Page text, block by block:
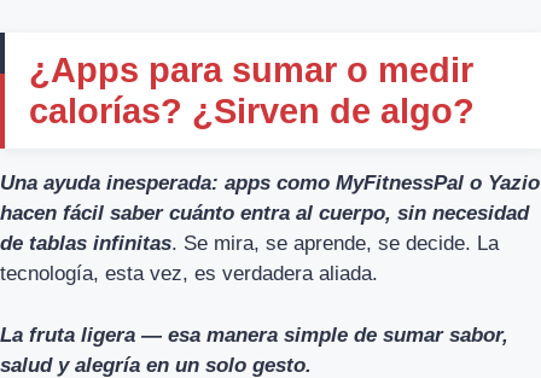
¿Apps para sumar o medir
calorías? ¿Sirven de algo?
Una ayuda inesperada: apps como MyFitnessPal o Yazio
hacen fácil saber cuánto entra al cuerpo, sin necesidad
de tablas infinitas. Se mira, se aprende, se decide. La
tecnología, esta vez, es verdadera aliada.
La fruta ligera — esa manera simple de sumar sabor,
salud y alegría en un solo gesto.